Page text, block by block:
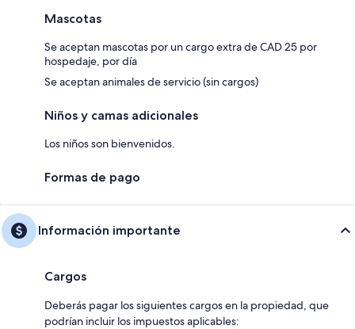
Mascotas
Se aceptan mascotas por un cargo extra de CAD 25 por
hospedaje, por día
Se aceptan animales de servicio (sin cargos)
Niños y camas adicionales
Los niños son bienvenidos.
Formas de pago
Información importante
Cargos
Deberás pagar los siguientes cargos en la propiedad, que
podrían incluir los impuestos aplicables: